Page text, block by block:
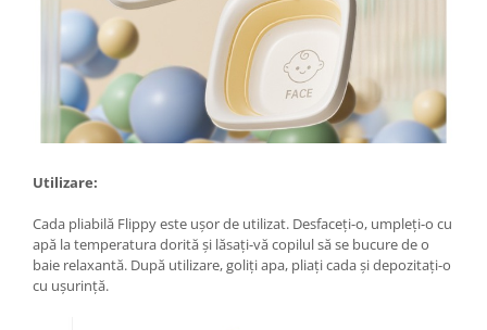
Pompe de transfer
Decoratiuni, ornamente si articole
Craciun
Accesorii si componente craciun
Beteala si ghirlande Craciun
Costume Craciun
interioare
Figurine muzicale
Figurine si decoratiuni Craciun
Utilizare:
Cada pliabilă Flippy este ușor de utilizat. Desfaceți-o, umpleți-o cu
apă la temperatura dorită și lăsați-vă copilul să se bucure de o
baie relaxantă. După utilizare, goliți apa, pliați cada și depozitați-o
cu ușurință.